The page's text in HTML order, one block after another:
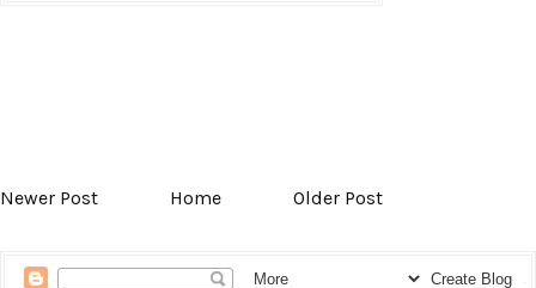
Newer Post Home Older Post